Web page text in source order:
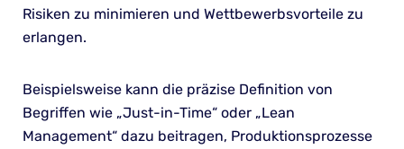
Risiken zu minimieren und Wettbewerbsvorteile zu
erlangen.
Beispielsweise kann die präzise Definition von
Begriffen wie „Just-in-Time“ oder „Lean
Management“ dazu beitragen, Produktionsprozesse